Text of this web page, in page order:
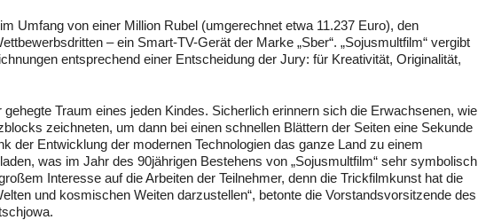
Umfang von einer Million Rubel (umgerechnet etwa 11.237 Euro), den
– ein Smart-TV-Gerät der Marke „Sber“. „Sojusmultfilm“ vergibt
entsprechend einer Entscheidung der Jury: für Kreativität, Originalität,
Traum eines jeden Kindes. Sicherlich erinnern sich die Erwachsenen, wie
zeichneten, um dann bei einen schnellen Blättern der Seiten eine Sekunde
der Entwicklung der modernen Technologien das ganze Land zu einem
was im Jahr des 90jährigen Bestehens von „Sojusmultfilm“ sehr symbolisch
Interesse auf die Arbeiten der Teilnehmer, denn die Trickfilmkunst hat die
und kosmischen Weiten darzustellen“, betonte die Vorstandsvorsitzende des